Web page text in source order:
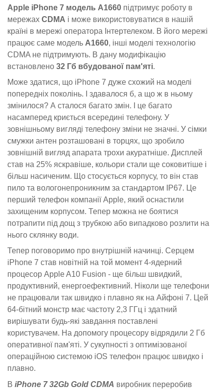
Apple iPhone 7 модель A1660 підтримує роботу в
мережах CDMA і може використовуватися в нашій
країні в мережі оператора Інтертелеком. В його мережі
працює саме модель A1660, інші моделі технологію
CDMA не підтримують. В дану модифікацію
встановлено 32 Гб вбудованої пам'яті.
Може здатися, що iPhone 7 дуже схожий на моделі
попередніх поколінь. І здавалося б, а що ж в ньому
змінилося? А сталося багато змін. І це багато
насамперед криється всередині телефону. У
зовнішньому вигляді телефону зміни не значні. У сімки
смужки антен розташовані в торцях, що зробило
зовнішній вигляд апарата трохи акуратніше. Дисплей
став на 25% яскравіше, кольори стали ще соковитіше і
більш насиченим. Що стосується корпусу, то він став
пило та вологонепроникним за стандартом IP67. Це
перший телефон компанії Apple, який оснастили
захищеним корпусом. Тепер можна не боятися
потрапити під дощ з трубкою або випадково розлити на
нього склянку води.
Тепер поговоримо про внутрішній начинці. Серцем
iPhone 7 став новітній на той момент 4-ядерний
процесор Apple A10 Fusion - ще більш швидкий,
продуктивний, енергоефективний. Ніколи ще телефони
не працювали так швидко і плавно як на Айфоні 7. Цей
64-бітний монстр має частоту 2,3 ГГц і здатний
вирішувати будь-які завдання поставлені
користувачем. На допомогу процесору відрядили 2 Гб
оперативної пам'яті. У сукупності з оптимізованої
операційною системою iOS телефон працює швидко і
плавно.
В iPhone 7 32Gb Gold CDMA виробник переробив